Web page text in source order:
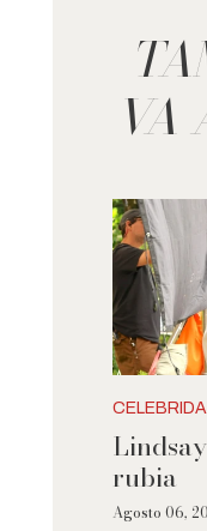
VA
rubia
Agosto 06,